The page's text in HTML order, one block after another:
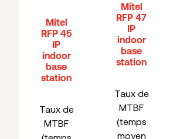
Mitel
RFP 45
IP
indoor
base
station
Taux de
MTBF
Mitel
RFP 47
IP
indoor
base
station
Taux de
MTBF
(temps
moyen